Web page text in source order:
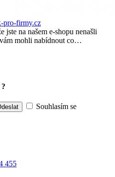
pro-firmy.cz
jste na našem e-shopu nenašli
mohli nabídnout co…
Souhlasím se
455